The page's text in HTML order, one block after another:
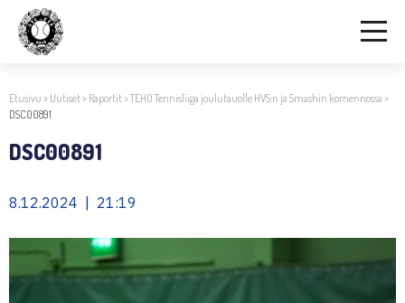
Etusivu > Uutiset> Raportit>TEHO Tennisliiga joulutauolle HVS:n ja Smashin komennossa >
DSC00891
DSC00891
8.12.2024 | 21:19